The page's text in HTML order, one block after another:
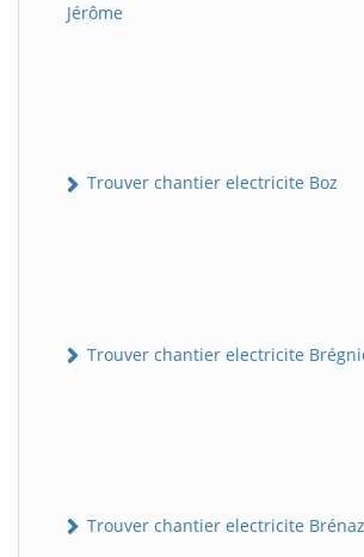
Jérôme
Trouver chantier electricite Boz
Trouver chantier electricite
Trouver chantier electricite Brénaz